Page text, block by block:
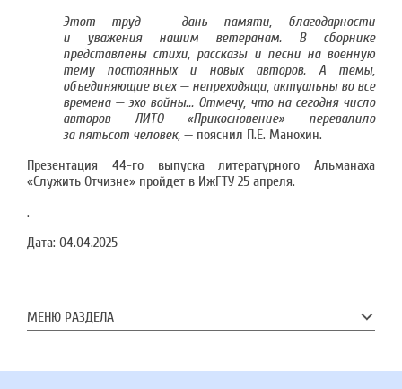
Этот труд — дань памяти, благодарности
и уважения нашим ветеранам. В сборнике
представлены стихи, рассказы и песни на военную
тему постоянных и новых авторов. А темы,
объединяющие всех — непреходящи, актуальны во все
времена — эхо войны... Отмечу, что на сегодня число
авторов ЛИТО «Прикосновение» перевалило
за пятьсот человек, — пояснил П.Е. Манохин.
Презентация 44-го выпуска литературного Альманаха
«Служить Отчизне» пройдет в ИжГТУ 25 апреля.
.
Дата: 04.04.2025
МЕНЮ РАЗДЕЛА